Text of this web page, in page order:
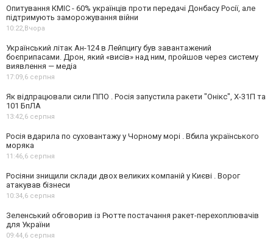
Опитування КМІС - 60% українців проти передачі Донбасу Росії, але
підтримують заморожування війни
10:22, Вчора
Український літак Ан-124 в Лейпцигу був завантажений
боєприпасами. Дрон, який «висів» над ним, пройшов через систему
виявлення — медіа
17:09,6 серпня
Як відпрацювали сили ППО . Росія запустила ракети "Онікс", Х-31П та
101 БпЛА
13:42,6 серпня
Росія вдарила по суховантажу у Чорному морі . Вбила українського
моряка
11:46,6 серпня
Росіяни знищили склади двох великих компаній у Києві . Ворог
атакував бізнеси
10:34,6 серпня
Зеленський обговорив із Рютте постачання ракет-перехоплювачів
для України
09:44,6 серпня